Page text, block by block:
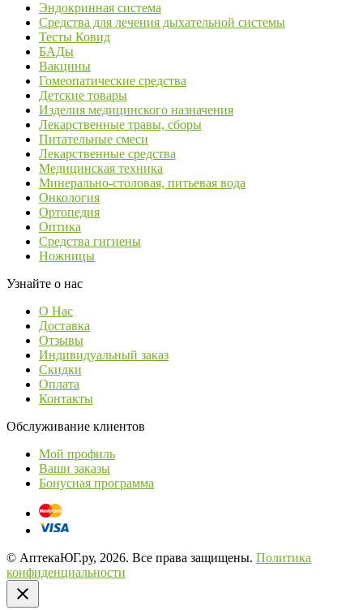
Эндокринная система
Средства для лечения дыхательной системы
Тесты Ковид
БАДы
Вакцины
Гомеопатические средства
Детские товары
Изделия медицинского назначения
Лекарственные травы, сборы
Питательные смеси
Лекарственные средства
Медицинская техника
Минерально-столовая, питьевая вода
Онкология
Ортопедия
Оптика
Средства гигиены
Ножницы
Узнайте о нас
О Нас
Доставка
Отзывы
Индивидуальный заказ
Скидки
Оплата
Контакты
Обслуживание клиентов
Мой профиль
Ваши заказы
Бонусная программа
© АптекаЮГ.ру, 2026. Все права защищены. Политика
конфиденциальности